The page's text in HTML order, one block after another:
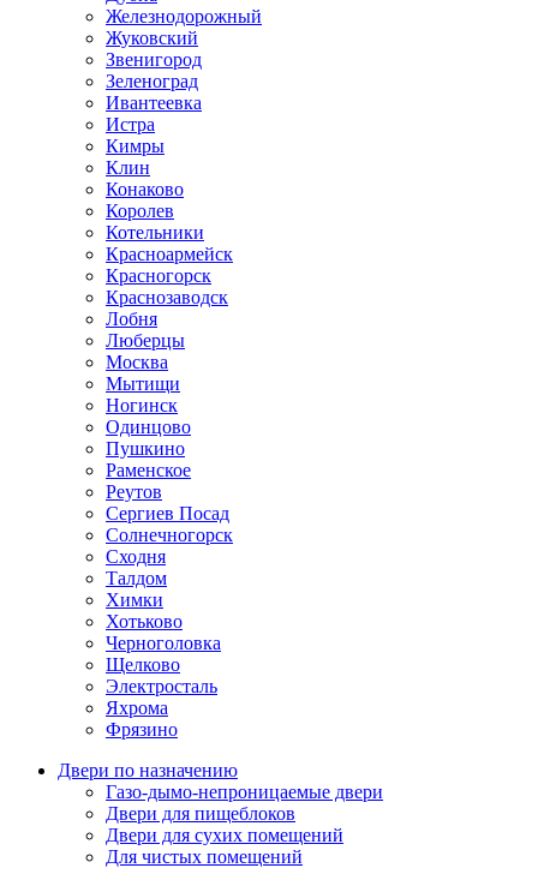
Железнодорожный
Жуковский
Звенигород
Зеленоград
Ивантеевка
Истра
Кимры
Клин
Конаково
Королев
Котельники
Красноармейск
Красногорск
Краснозаводск
Лобня
Люберцы
Москва
Мытищи
Ногинск
Одинцово
Пушкино
Раменское
Реутов
Сергиев Посад
Солнечногорск
Сходня
Талдом
Химки
Хотьково
Черноголовка
Щелково
Электросталь
Яхрома
Фрязино
Двери по назначению
Газо-дымо-непроницаемые двери
Двери для пищеблоков
Двери для сухих помещений
Для чистых помещений